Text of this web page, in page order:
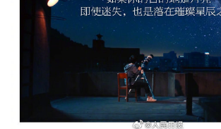
房产
消费
文化